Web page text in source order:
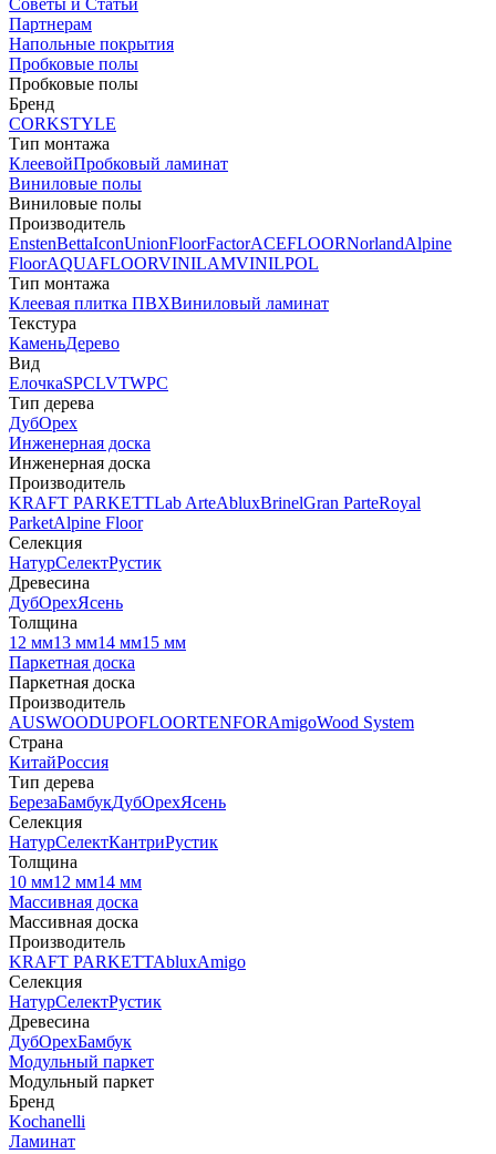
Советы и Статьи
Партнерам
Напольные покрытия
Пробковые полы
Пробковые полы
Бренд
CORKSTYLE
Тип монтажа
КлеевойПробковый ламинат
Виниловые полы
Виниловые полы
Производитель
EnstenBettaIconUnionFloorFactorACEFLOORNorlandAlpine
FloorAQUAFLOORVINILAMVINILPOL
Тип монтажа
Клеевая плитка ПВХВиниловый ламинат
Текстура
КаменьДерево
Вид
ЕлочкаSPCLVTWPC
Тип дерева
ДубОрех
Инженерная доска
Инженерная доска
Производитель
KRAFT PARKETTLab ArteAbluxBrinelGran ParteRoyal
ParketAlpine Floor
Селекция
НатурСелектРустик
Древесина
ДубОрехЯсень
Толщина
12 мм13 мм14 мм15 мм
Паркетная доска
Паркетная доска
Производитель
AUSWOODUPOFLOORTENFORAmigoWood System
Страна
КитайРоссия
Тип дерева
БерезаБамбукДубОрехЯсень
Селекция
НатурСелектКантриРустик
Толщина
10 мм12 мм14 мм
Массивная доска
Массивная доска
Производитель
KRAFT PARKETTAbluxAmigo
Селекция
НатурСелектРустик
Древесина
ДубОрехБамбук
Модульный паркет
Модульный паркет
Бренд
Kochanelli
Ламинат